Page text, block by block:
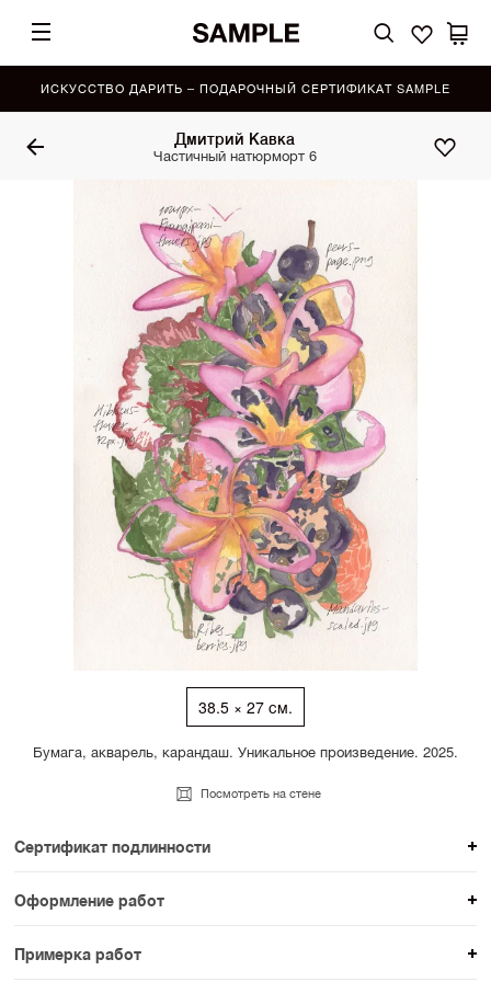
ИСКУССТВО ДАРИТЬ – ПОДАРОЧНЫЙ СЕРТИФИКАТ SAMPLE
Дмитрий Кавка
Частичный натюрморт 6
38.5 × 27 см.
Бумага, акварель, карандаш. Уникальное произведение. 2025.
Посмотреть на стене
Сертификат подлинности
К каждому авторскому произведению мы
прикладываем сертификат подлинности. Для товаров
раздела SAMPLE СЕРИЯ сертификаты не
Оформление работ
При покупке произведения вы можете выбрать и
оплатить вариант оформления. На сайте доступен
Примерка работ